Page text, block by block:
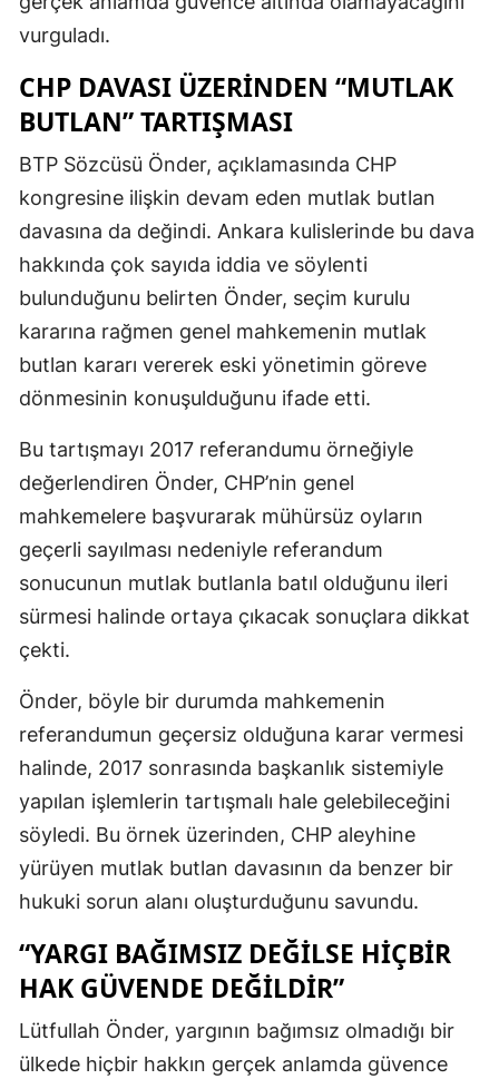
vurguladı.
CHP DAVASI ÜZERINDEN “MUTLAK
BUTLAN” TARTIŞMASI
BTP Sözcüsü Önder, açıklamasında CHP
kongresine ilişkin devam eden mutlak butlan
davasına da değindi. Ankara kulislerinde bu dava
hakkında çok sayıda iddia ve söylenti
bulunduğunu belirten Önder, seçim kurulu
kararına rağmen genel mahkemenin mutlak
butlan kararı vererek eski yönetimin göreve
dönmesinin konuşulduğunu ifade etti.
Bu tartışmayı 2017 referandumu örneğiyle
değerlendiren Önder, CHP’nin genel
mahkemelere başvurarak mühürsüz oyların
geçerli sayılması nedeniyle referandum
sonucunun mutlak butlanla batıl olduğunu ileri
sürmesi halinde ortaya çıkacak sonuçlara dikkat
çekti.
Önder, böyle bir durumda mahkemenin
referandumun geçersiz olduğuna karar vermesi
halinde, 2017 sonrasında başkanlık sistemiyle
yapılan işlemlerin tartışmalı hale gelebileceğini
söyledi. Bu örnek üzerinden, CHP aleyhine
yürüyen mutlak butlan davasının da benzer bir
hukuki sorun alanı oluşturduğunu savundu.
“YARGI BAĞIMSIZ DEĞILSE HIÇBIR
HAK GÜVENDE DEĞILDIR”
Lütfullah Önder, yargının bağımsız olmadığı bir
ülkede hiçbir hakkın gerçek anlamda güvence